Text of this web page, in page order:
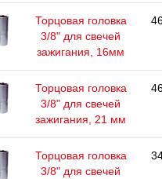
Торцовая головка
3/8" для свечей
зажигания, 16мм
Торцовая головка
3/8" для свечей
зажигания, 21 мм
Торцовая головка
3/8" для свечей